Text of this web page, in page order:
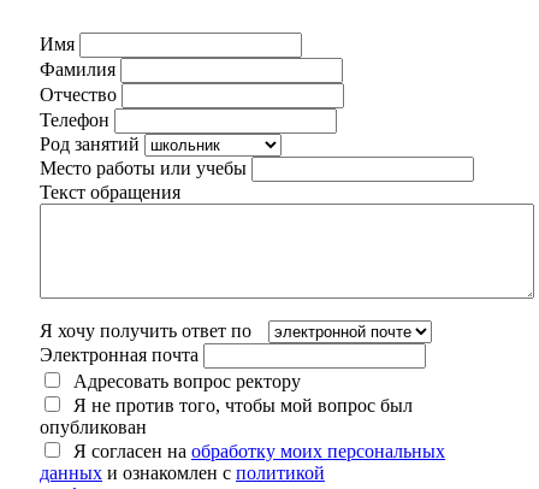
Имя
Фамилия
Отчество
Телефон
Род занятий
Место работы или учебы
Текст обращения
Я хочу получить ответ по
Электронная почта
Адресовать вопрос ректору
Я не против того, чтобы мой вопрос был
опубликован
Я согласен на обработку моих персональных
данных и ознакомлен с политикой